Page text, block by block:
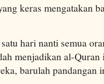
keras mengatakan
hari nanti semua
menjadikan al-Quran
barulah pandangan